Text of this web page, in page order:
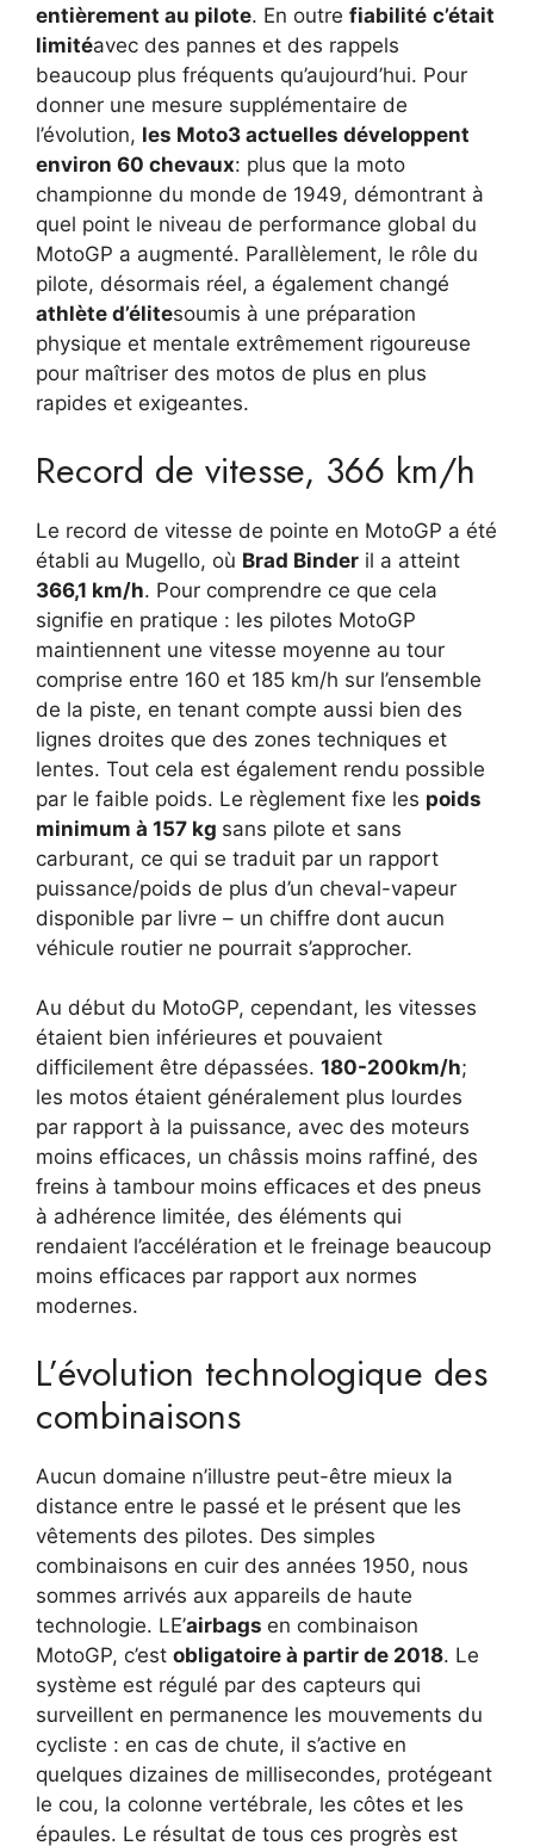
entièrement au pilote. En outre fiabilité c’était
limitéavec des pannes et des rappels
beaucoup plus fréquents qu’aujourd’hui. Pour
donner une mesure supplémentaire de
l’évolution, les Moto3 actuelles développent
environ 60 chevaux: plus que la moto
championne du monde de 1949, démontrant à
quel point le niveau de performance global du
MotoGP a augmenté. Parallèlement, le rôle du
pilote, désormais réel, a également changé
athlète d’élitesoumis à une préparation
physique et mentale extrêmement rigoureuse
pour maîtriser des motos de plus en plus
rapides et exigeantes.
Record de vitesse, 366 km/h
Le record de vitesse de pointe en MotoGP a été
établi au Mugello, où Brad Binder il a atteint
366,1 km/h. Pour comprendre ce que cela
signifie en pratique : les pilotes MotoGP
maintiennent une vitesse moyenne au tour
comprise entre 160 et 185 km/h sur l’ensemble
de la piste, en tenant compte aussi bien des
lignes droites que des zones techniques et
lentes. Tout cela est également rendu possible
par le faible poids. Le règlement fixe les poids
minimum à 157 kg sans pilote et sans
carburant, ce qui se traduit par un rapport
puissance/poids de plus d’un cheval-vapeur
disponible par livre – un chiffre dont aucun
véhicule routier ne pourrait s’approcher.
Au début du MotoGP, cependant, les vitesses
étaient bien inférieures et pouvaient
difficilement être dépassées. 180-200km/h;
les motos étaient généralement plus lourdes
par rapport à la puissance, avec des moteurs
moins efficaces, un châssis moins raffiné, des
freins à tambour moins efficaces et des pneus
à adhérence limitée, des éléments qui
rendaient l’accélération et le freinage beaucoup
moins efficaces par rapport aux normes
modernes.
L’évolution technologique des
combinaisons
Aucun domaine n’illustre peut-être mieux la
distance entre le passé et le présent que les
vêtements des pilotes. Des simples
combinaisons en cuir des années 1950, nous
sommes arrivés aux appareils de haute
technologie. LE’airbags en combinaison
MotoGP, c’est obligatoire à partir de 2018. Le
système est régulé par des capteurs qui
surveillent en permanence les mouvements du
cycliste : en cas de chute, il s’active en
quelques dizaines de millisecondes, protégeant
le cou, la colonne vertébrale, les côtes et les
épaules. Le résultat de tous ces progrès est